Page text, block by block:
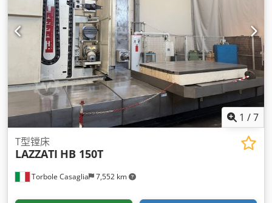
1 /7
Torbole Casaglia 7,552 km
T型镗床
LAZZATI HB 150T